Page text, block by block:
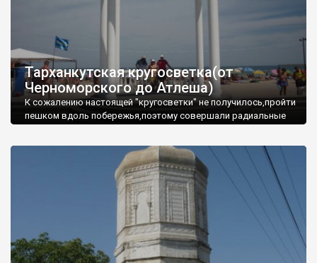
Тарханкутская кругосветка(от
Черноморского до Атлеша)
К сожалению настоящей "кругосветки" не получилось,пройти
пешком вдоль побережья,поэтому совершали радиальные